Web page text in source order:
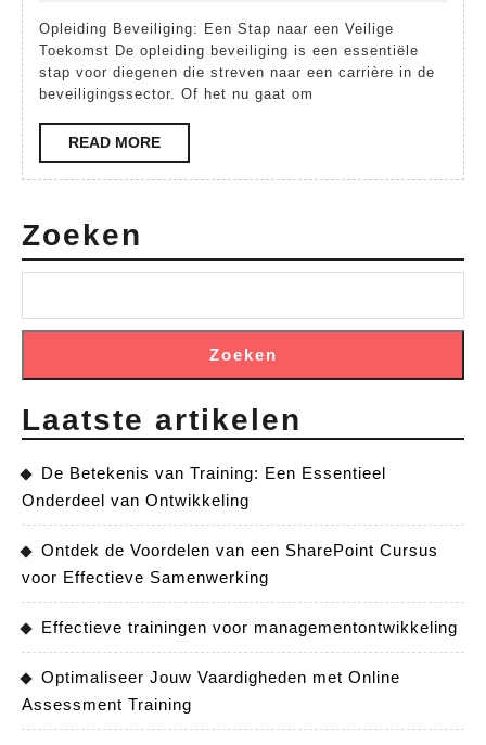
tot
een
Veilige
Opleiding Beveiliging: Een Stap naar een Veilige
Toekomst De opleiding beveiliging is een essentiële
stap voor diegenen die streven naar een carrière in de
beveiligingssector. Of het nu gaat om
READ MOREREAD
MORE
Zoeken
Zoeken
Laatste artikelen
De Betekenis van Training: Een Essentieel
Onderdeel van Ontwikkeling
Ontdek de Voordelen van een SharePoint Cursus
voor Effectieve Samenwerking
Effectieve trainingen voor managementontwikkeling
Optimaliseer Jouw Vaardigheden met Online
Assessment Training